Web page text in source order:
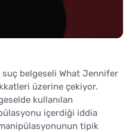
belgeseli What Jennifer
üzerine çekiyor.
kullanılan
içerdiği iddia
tipik